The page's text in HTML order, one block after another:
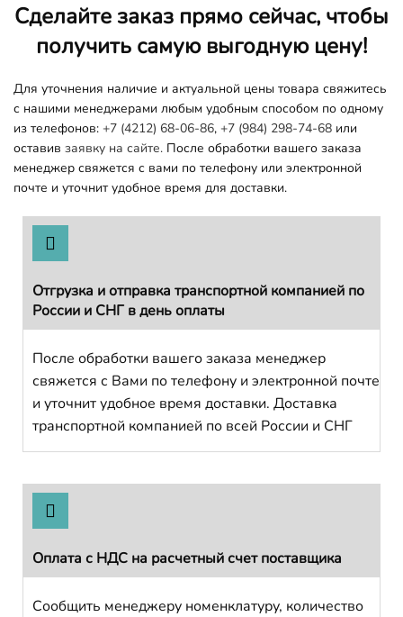
Сделайте заказ прямо сейчас, чтобы
получить самую выгодную цену!
Для уточнения наличие и актуальной цены товара свяжитесь
с нашими менеджерами любым удобным способом по одному
из телефонов: +7 (4212) 68-06-86, +7 (984) 298-74-68 или
оставив заявку на сайте. После обработки вашего заказа
менеджер свяжется с вами по телефону или электронной
почте и уточнит удобное время для доставки.
Отгрузка и отправка транспортной компанией по
России и СНГ в день оплаты
После обработки вашего заказа менеджер
свяжется с Вами по телефону и электронной почте
и уточнит удобное время доставки. Доставка
транспортной компанией по всей России и СНГ
Оплата с НДС на расчетный счет поставщика
Сообщить менеджеру номенклатуру, количество